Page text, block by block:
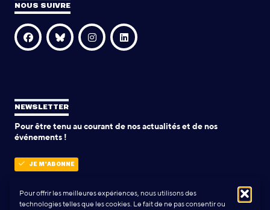
Pour offrir les meilleures expériences, nous utilisons des
technologies telles que les cookies. Le fait de ne pas consentir ou
NOUS SUIVRE
NEWSLETTER
Pour être tenu au courant de nos actualités et de nos
événements !
JE M'ABONNE
POLITIQUE DE CONFIDENTIALITÉ